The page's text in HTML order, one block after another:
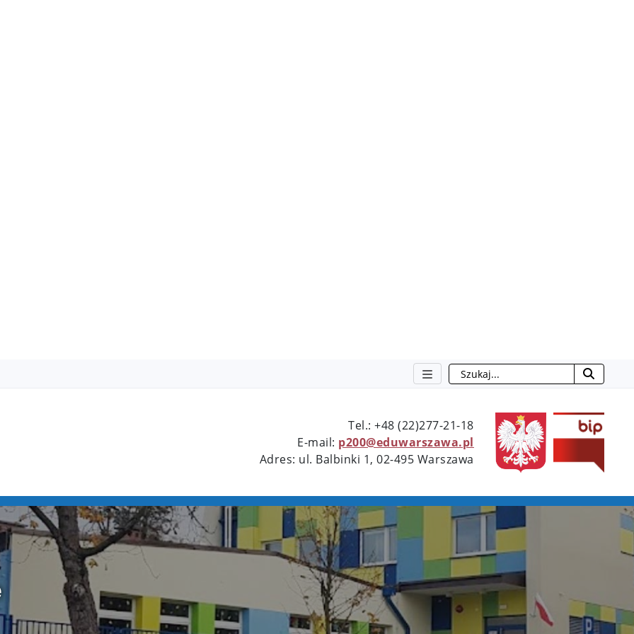
Szukaj
Tel.: +48 (22)277-21-18
E-mail: p200@eduwarszawa.pl
Adres: ul. Balbinki 1, 02-495 Warszawa